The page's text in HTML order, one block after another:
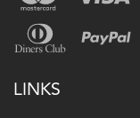
LINKS